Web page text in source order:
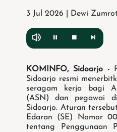
3 Jul 2026 | Dewi
KOMINFO, Sidoarjo-
Sidoarjo resmi
seragam kerja bagi
(ASN) dan pegawai
Sidoarjo. Aturan
Edaran (SE) Nomor
tentang Penggunaan